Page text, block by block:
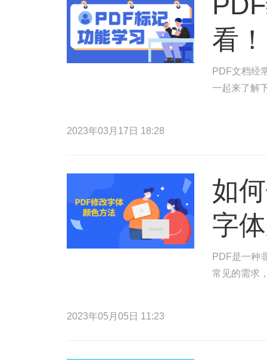
看！
PDF文档经
一起来了解
2023年03月17日 18:28
如
字
PDF是一种
常见的需求
2023年05月05日 11:23